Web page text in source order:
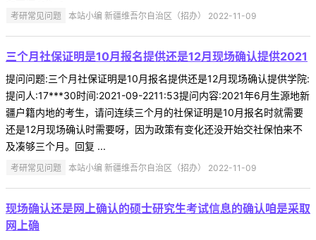
考研常见问题 本站小编 新疆维吾尔自治区（招办） 2022-11-09
三个月社保证明是10月报名提供还是12月现场确认提供2021
提问问题:三个月社保证明是10月报名提供还是12月现场确认提供学院:
提问人:17***30时间:2021-09-2211:53提问内容:2021年6月生源地新
疆户籍内地的考生，请问连续三个月的社保证明是10月报名时就需要
还是12月现场确认时需要呀，因为政策有变化还没开始交社保怕来不
及凑够三个月。回复 ...
考研常见问题 本站小编 新疆维吾尔自治区（招办） 2022-11-09
现场确认还是网上确认的硕士研究生考试信息的确认咱是采取
网上确